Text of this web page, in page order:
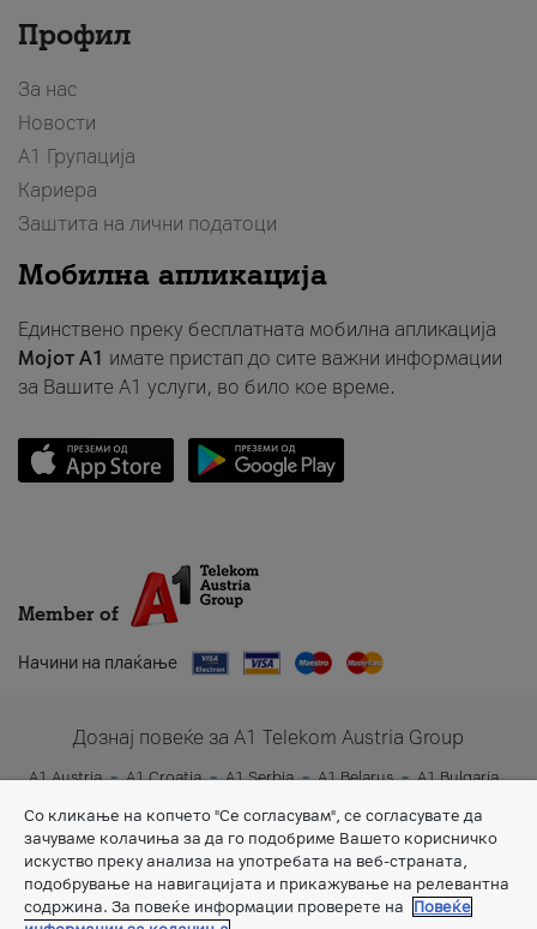
Профил
За нас
Новости
А1 Групација
Кариера
Заштита на лични податоци
Мобилна апликација
Единствено преку бесплатната мобилна апликација
Мојот A1 имате пристап до сите важни информации
за Вашите A1 услуги, во било кое време.
Member of
Начини на плаќање
Дознај повеќе за A1 Telekom Austria Group
A1 Austria A1 Croatia A1 Serbia A1 Belarus
A1 Bulgaria
Со кликање на копчето "Се согласувам", се согласувате да
зачуваме колачиња за да го подобриме Вашето корисничко
искуство преку анализа на употребата на веб-страната,
подобрување на навигацијата и прикажување на релевантна
содржина. За повеќе информации проверете на
Повеќе